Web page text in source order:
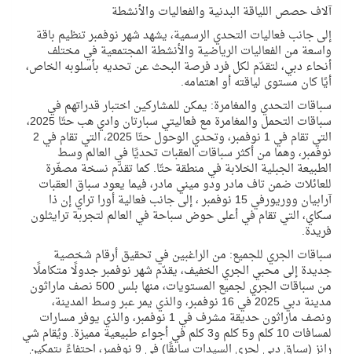
آلاف حصص اللياقة البدنية والفعاليات والأنشطة
إلى جانب فعاليات التحدي الرسمية، يشهد شهر نوفمبر تنظيم باقة
واسعة من الفعاليات الرياضية والأنشطة المجتمعية في مختلف
أنحاء دبي، لتقدّم لكل فرد فرصة البحث عن تحديه بأسلوبه الخاص،
أيًا كان مستوى لياقته أو اهتمامه.
سباقات التحدي والمغامرة: يمكن للمشاركين اختبار قدراتهم في
سباقات التحمل والمغامرة مع فعاليتي سبارتان وادي هب حتّا 2025،
التي تقام في 1 نوفمبر، و تحدي الوحولحتّا 2025، التي تقام في 2
نوفمبر، وهما من أكثر سباقات العقبات تحديًا في العالم وسط
الطبيعة الجبلية الخلابة في منطقة حتّا. كما تقدّم نسخة مصغّرة
للعائلات ضمنتاف مادر ودو ميني مادر،فيما يعود سباق العقبات
آرابيان ووريورفي 15 نوفمبر ، إلى جانب فعالية أورا تراي إن ذا
سكاي،التي تقام في أعلى حوض سباحة في العالم لتجربة ترايثلون
فريدة.
سباقات الجري للجميع: من الراغبين في تحقيق أرقام شخصية
جديدة إلى محبي الجري الخفيف، يقدّم شهر نوفمبر جدولًا متكاملًا
من سباقات الجري لجميع المستويات، منها بلس 500 نصف ماراثون
مدينة دبي 2025 في 16 نوفمبر، والذي يمر عبر وسط المدينة،
ونصف ماراثون حديقة مشرف في 1 نوفمبر، والذي يوفر مسارات
لمسافات 10 كلم و5 كلم و3 كلم في أجواء طبيعية مميزة. ويُقام شي
رانز (سباق دبي لجري السيدات سابقًا) في 9 نوفمبر، احتفاءً بتمكين